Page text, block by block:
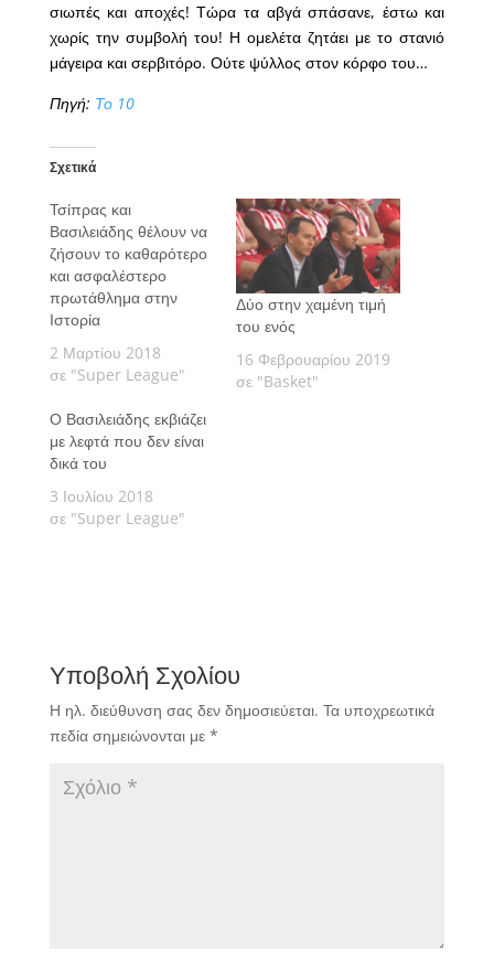
σιωπές και αποχές! Τώρα τα αβγά σπάσανε, έστω και
χωρίς την συμβολή του! Η ομελέτα ζητάει με το στανιό
μάγειρα και σερβιτόρο. Ούτε ψύλλος στον κόρφο του…
Πηγή: Το 10
Σχετικά
Τσίπρας και
Βασιλειάδης θέλουν να
ζήσουν το καθαρότερο
και ασφαλέστερο
πρωτάθλημα στην
Ιστορία
2 Μαρτίου 2018
σε "Super League"
Δύο στην χαμένη τιμή
του ενός
16 Φεβρουαρίου 2019
σε "Basket"
Ο Βασιλειάδης εκβιάζει
με λεφτά που δεν είναι
δικά του
3 Ιουλίου 2018
σε "Super League"
Υποβολή Σχολίου
Η ηλ. διεύθυνση σας δεν δημοσιεύεται. Τα υποχρεωτικά
πεδία σημειώνονται με *